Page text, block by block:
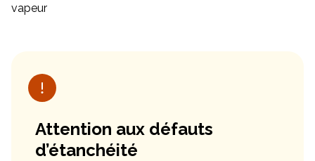
vapeur
Attention aux défauts
d’étanchéité